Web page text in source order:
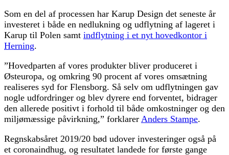
Som en del af processen har Karup Design det seneste år
investeret i både en nedlukning og udflytning af lageret i
Karup til Polen samt indflytning i et nyt hovedkontor i
Herning.
”Hovedparten af vores produkter bliver produceret i
Østeuropa, og omkring 90 procent af vores omsætning
realiseres syd for Flensborg. Så selv om udflytningen gav
nogle udfordringer og blev dyrere end forventet, bidrager
den allerede positivt i forhold til både omkostninger og den
miljømæssige påvirkning,” forklarer Anders Stampe.
Regnskabsåret 2019/20 bød udover investeringer også på
et coronaindhug, og resultatet landede for første gange